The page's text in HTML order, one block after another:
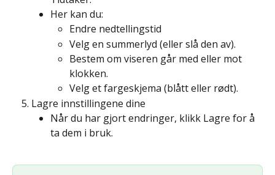
Her kan du:
Endre nedtellingstid
Velg en summerlyd (eller slå den av).
Bestem om viseren går med eller mot
klokken.
Velg et fargeskjema (blått eller rødt).
Lagre innstillingene dine
Når du har gjort endringer, klikk Lagre for å
ta dem i bruk.